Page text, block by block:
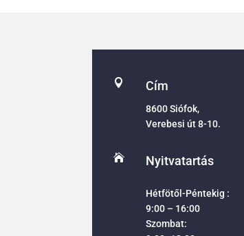
 Cím
8600 Siófok,
Verebesi út 8-10.
 Nyitvatartás
Hétfötől-Péntekig :
9:00 – 16:00
Szombat: